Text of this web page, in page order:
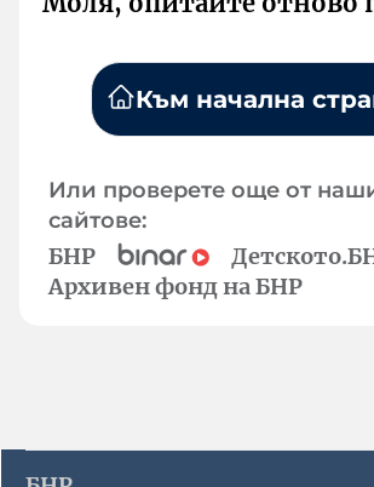
Към начална
Или проверете още от
сайтове:
БНР
Архивен фонд на БНР